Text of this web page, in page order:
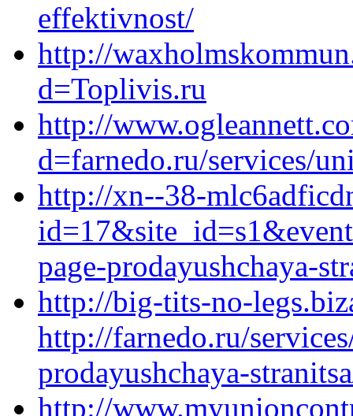
effektivnost/
http://
d=Toplivis.ru
http://
d=farnedo.ru/services/
http://xn--38-
page-prodayushchaya-
http://big-tits-no-
http://farnedo.ru/
prodayushchaya-
http://